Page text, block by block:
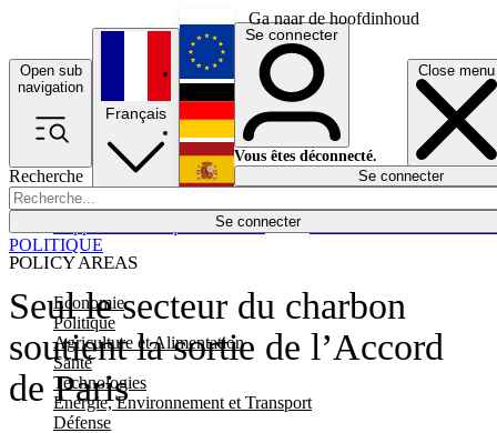
Ga naar de hoofdinhoud
Open sub
navigation
Close menu
Recherche
Se connecter
POLICY AREAS
Economie
Politique
Agriculture et Alimentation
Santé
Technologies
Energie, Environnement et Transport
Défense
Économie
Français
English
Deutsch
Español
Se connecter
Vous êtes déconnecté.
Se connecter
Seul le secteur du charbon
soutient la sortie de l’Accord
de Paris
POLITIQUE